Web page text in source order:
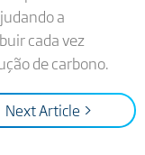
a
cada vez
de carbono.
Next Article >